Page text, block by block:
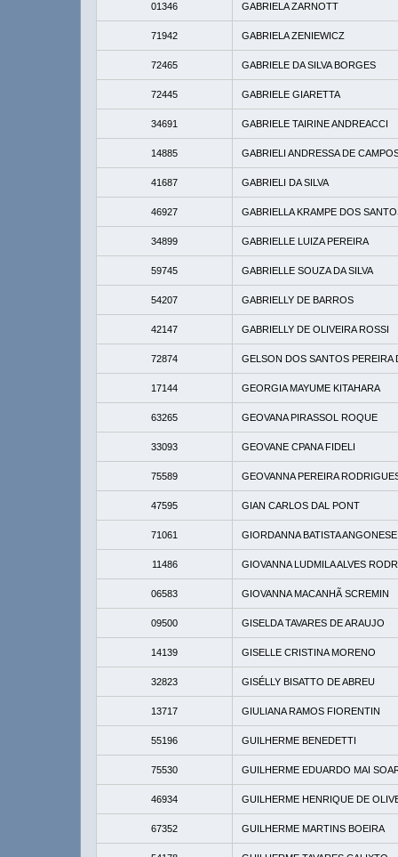
01346 GABRIELA ZARNOTT
71942 GABRIELA ZENIEWICZ
72465 GABRIELE DA SILVA BORGES
72445 GABRIELE GIARETTA
34691 GABRIELE TAIRINE ANDREACCI
14885 GABRIELI ANDRESSA DE
41687 GABRIELI DA SILVA
46927 GABRIELLA KRAMPE DOS
34899 GABRIELLE LUIZA PEREIRA
59745 GABRIELLE SOUZA DA SILVA
54207 GABRIELLY DE BARROS
42147 GABRIELLY DE OLIVEIRA ROSSI
72874 GELSON DOS SANTOS PEREIRA
17144 GEORGIA MAYUME KITAHARA
63265 GEOVANA PIRASSOL ROQUE
33093 GEOVANE CPANA FIDELI
75589 GEOVANNA PEREIRA
47595 GIAN CARLOS DAL PONT
71061 GIORDANNA BATISTA ANGONESE
11486 GIOVANNA LUDMILA ALVES
06583 GIOVANNA MACANHÃ SCREMIN
09500 GISELDA TAVARES DE ARAUJO
14139 GISELLE CRISTINA MORENO
32823 GISÉLLY BISATTO DE ABREU
13717 GIULIANA RAMOS FIORENTIN
55196 GUILHERME BENEDETTI
75530 GUILHERME EDUARDO MAI
46934 GUILHERME HENRIQUE DE
67352 GUILHERME MARTINS BOEIRA